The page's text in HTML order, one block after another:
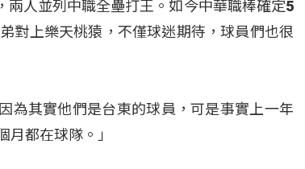
人並列中職全壘打王。如今中華職棒確定5
對上樂天桃猿，不僅球迷期待，球員們也很
為其實他們是台東的球員，可是事實上一年
都在球隊。」